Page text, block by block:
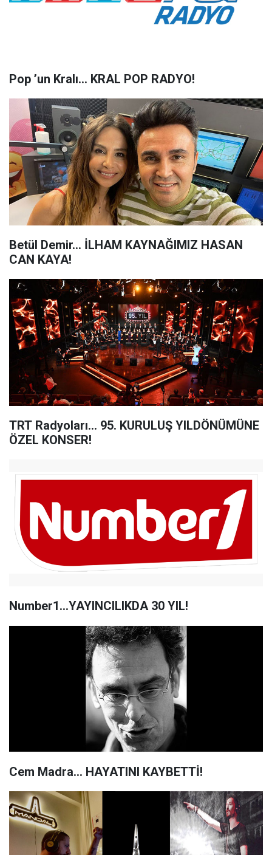
Pop ’un Kralı... KRAL POP RADYO!
Betül Demir... İLHAM KAYNAĞIMIZ HASAN
CAN KAYA!
TRT Radyoları... 95. KURULUŞ YILDÖNÜMÜNE
ÖZEL KONSER!
Number1...YAYINCILIKDA 30 YIL!
Cem Madra... HAYATINI KAYBETTİ!